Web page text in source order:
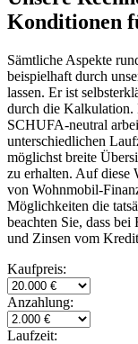
Konditionen
Sämtliche Aspekte
beispielhaft durch
lassen. Er ist
durch die Kalkulation.
SCHUFA-neutral
unterschiedlichen
möglichst breite
zu erhalten. Auf diese
von Wohnmobil-
Möglichkeiten die
beachten Sie, dass
und Zinsen vom
Kaufpreis:
Anzahlung:
Laufzeit: